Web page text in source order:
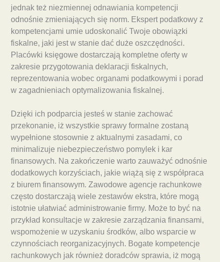
jednak też niezmiennej odnawiania kompetencji
odnośnie zmieniających się norm. Ekspert podatkowy z
kompetencjami umie udoskonalić Twoje obowiązki
fiskalne, jaki jest w stanie dać duże oszczędności.
Placówki księgowe dostarczają kompletne oferty w
zakresie przygotowania deklaracji fiskalnych,
reprezentowania wobec organami podatkowymi i porad
w zagadnieniach optymalizowania fiskalnej.
Dzięki ich podparcia jesteś w stanie zachować
przekonanie, iż wszystkie sprawy formalne zostaną
wypełnione stosownie z aktualnymi zasadami, co
minimalizuje niebezpieczeństwo pomylek i kar
finansowych. Na zakończenie warto zauważyć odnośnie
dodatkowych korzyściach, jakie wiążą się z współpraca
z biurem finansowym. Zawodowe agencje rachunkowe
często dostarczają wiele zestawów ekstra, które mogą
istotnie ułatwiać administrowanie firmy. Może to być na
przykład konsultacje w zakresie zarządzania finansami,
wspomożenie w uzyskaniu środków, albo wsparcie w
czynnościach reorganizacyjnych. Bogate kompetencje
rachunkowych jak również doradców sprawia, iż mogą